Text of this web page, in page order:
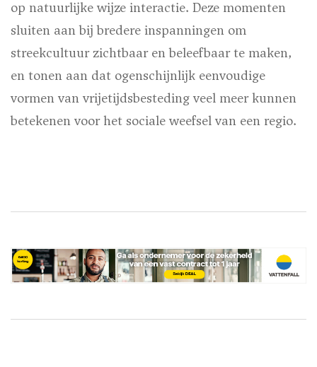
op natuurlijke wijze interactie. Deze momenten
sluiten aan bij bredere inspanningen om
streekcultuur zichtbaar en beleefbaar te maken,
en tonen aan dat ogenschijnlijk eenvoudige
vormen van vrijetijdsbesteding veel meer kunnen
betekenen voor het sociale weefsel van een regio.